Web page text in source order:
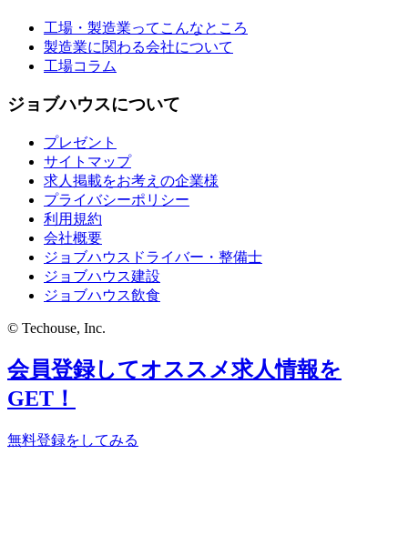
工場・製造業ってこんなところ
製造業に関わる会社について
工場コラム
ジョブハウスについて
プレゼント
サイトマップ
求人掲載をお考えの企業様
プライバシーポリシー
利用規約
会社概要
ジョブハウスドライバー・整備士
ジョブハウス建設
ジョブハウス飲食
© Techouse, Inc.
会員登録してオススメ求人情報を
GET！
無料登録をしてみる